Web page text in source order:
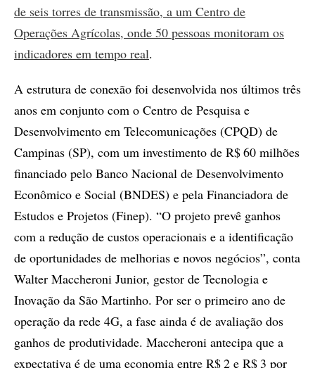
de seis torres de transmissão, a um Centro de
Operações Agrícolas, onde 50 pessoas monitoram os
indicadores em tempo real.
A estrutura de conexão foi desenvolvida nos últimos três
anos em conjunto com o Centro de Pesquisa e
Desenvolvimento em Telecomunicações (CPQD) de
Campinas (SP), com um investimento de R$ 60 milhões
financiado pelo Banco Nacional de Desenvolvimento
Econômico e Social (BNDES) e pela Financiadora de
Estudos e Projetos (Finep). “O projeto prevê ganhos
com a redução de custos operacionais e a identificação
de oportunidades de melhorias e novos negócios”, conta
Walter Maccheroni Junior, gestor de Tecnologia e
Inovação da São Martinho. Por ser o primeiro ano de
operação da rede 4G, a fase ainda é de avaliação dos
ganhos de produtividade. Maccheroni antecipa que a
expectativa é de uma economia entre R$ 2 e R$ 3 por